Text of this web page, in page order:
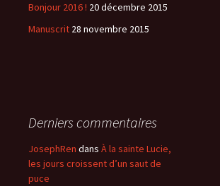
Bonjour 2016 ! 20 décembre 2015
Manuscrit 28 novembre 2015
Derniers commentaires
JosephRen dans À la sainte Lucie,
les jours croissent d’un saut de
puce